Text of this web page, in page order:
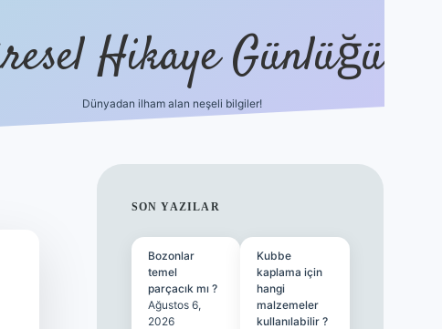
Hikaye Günlüğü
Dünyadan ilham alan neşeli bilgiler!
SIDEBAR
SON YAZILAR
Bozonlar
temel
parçacık mı ?
Ağustos 6,
2026
Kubbe
kaplama için
hangi
malzemeler
kullanılabilir ?
betexper